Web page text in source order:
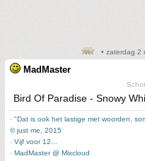
• zaterdag 2
MadMaster
Bird Of Paradise - Snowy
- "Dat is ook het lastige met woorden,
© just me, 2015
- Vijf voor 12...
- MadMaster @ Mixcloud